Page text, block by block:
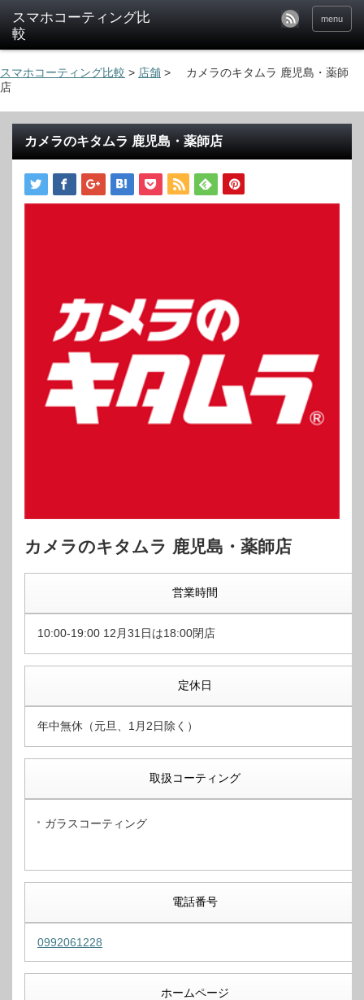
menu
スマホコーティング比較 > 店舗 >
カメラのキタムラ 鹿児島・薬師
店
カメラのキタムラ 鹿児島・薬師店
カメラのキタムラ 鹿児島・薬師店
営業時間
10:00-19:00 12月31日は18:00閉店
定休日
年中無休（元旦、1月2日除く）
取扱コーティング
ガラスコーティング
電話番号
0992061228
ホームページ